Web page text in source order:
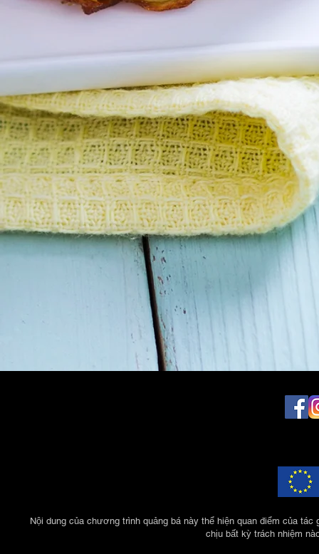
Nội dung của chương trình quảng bá này thể hiện quan điểm của
chịu bất kỳ trách nhiệm